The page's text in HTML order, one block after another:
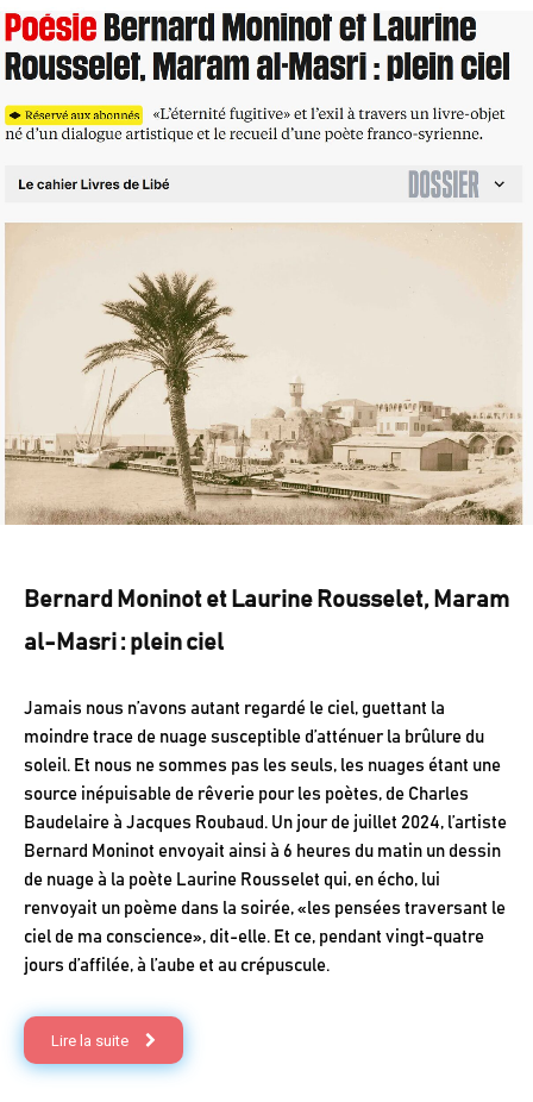
Bernard Moninot et Laurine Rousselet, Maram
al-Masri : plein ciel
Jamais nous n’avons autant regardé le ciel, guettant la
moindre trace de nuage susceptible d’atténuer la brûlure du
soleil. Et nous ne sommes pas les seuls, les nuages étant une
source inépuisable de rêverie pour les poètes, de Charles
Baudelaire à Jacques Roubaud. Un jour de juillet 2024, l’artiste
Bernard Moninot envoyait ainsi à 6 heures du matin un dessin
de nuage à la poète Laurine Rousselet qui, en écho, lui
renvoyait un poème dans la soirée, «les pensées traversant le
ciel de ma conscience», dit-elle. Et ce, pendant vingt-quatre
jours d’affilée, à l’aube et au crépuscule.
Lire la suite